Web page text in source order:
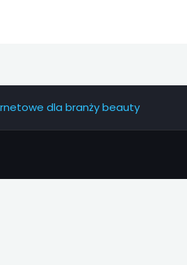
dla branży beauty